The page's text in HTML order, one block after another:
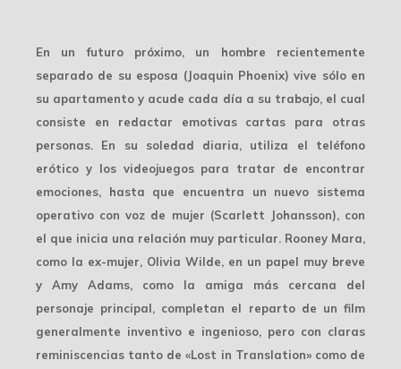
En un futuro próximo, un hombre recientemente
separado de su esposa (Joaquin Phoenix) vive sólo en
su apartamento y acude cada día a su trabajo, el cual
consiste en redactar emotivas cartas para otras
personas. En su soledad diaria, utiliza el teléfono
erótico y los videojuegos para tratar de encontrar
emociones, hasta que encuentra un nuevo sistema
operativo con voz de mujer (Scarlett Johansson), con
el que inicia una relación muy particular. Rooney Mara,
como la ex-mujer, Olivia Wilde, en un papel muy breve
y Amy Adams, como la amiga más cercana del
personaje principal, completan el reparto de un film
generalmente inventivo e ingenioso, pero con claras
reminiscencias tanto de «Lost in Translation» como de